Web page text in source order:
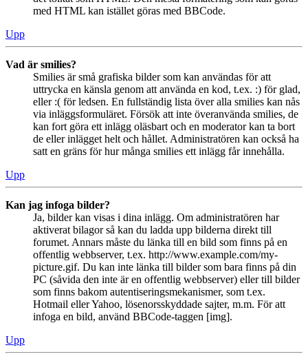
med HTML kan istället göras med BBCode.
Upp
Vad är smilies?
Smilies är små grafiska bilder som kan användas för att
uttrycka en känsla genom att använda en kod, t.ex. :) för glad,
eller :( för ledsen. En fullständig lista över alla smilies kan nås
via inläggsformuläret. Försök att inte överanvända smilies, de
kan fort göra ett inlägg oläsbart och en moderator kan ta bort
de eller inlägget helt och hållet. Administratören kan också ha
satt en gräns för hur många smilies ett inlägg får innehålla.
Upp
Kan jag infoga bilder?
Ja, bilder kan visas i dina inlägg. Om administratören har
aktiverat bilagor så kan du ladda upp bilderna direkt till
forumet. Annars måste du länka till en bild som finns på en
offentlig webbserver, t.ex. http://www.example.com/my-
picture.gif. Du kan inte länka till bilder som bara finns på din
PC (såvida den inte är en offentlig webbserver) eller till bilder
som finns bakom autentiseringsmekanismer, som t.ex.
Hotmail eller Yahoo, lösenorsskyddade sajter, m.m. För att
infoga en bild, använd BBCode-taggen [img].
Upp